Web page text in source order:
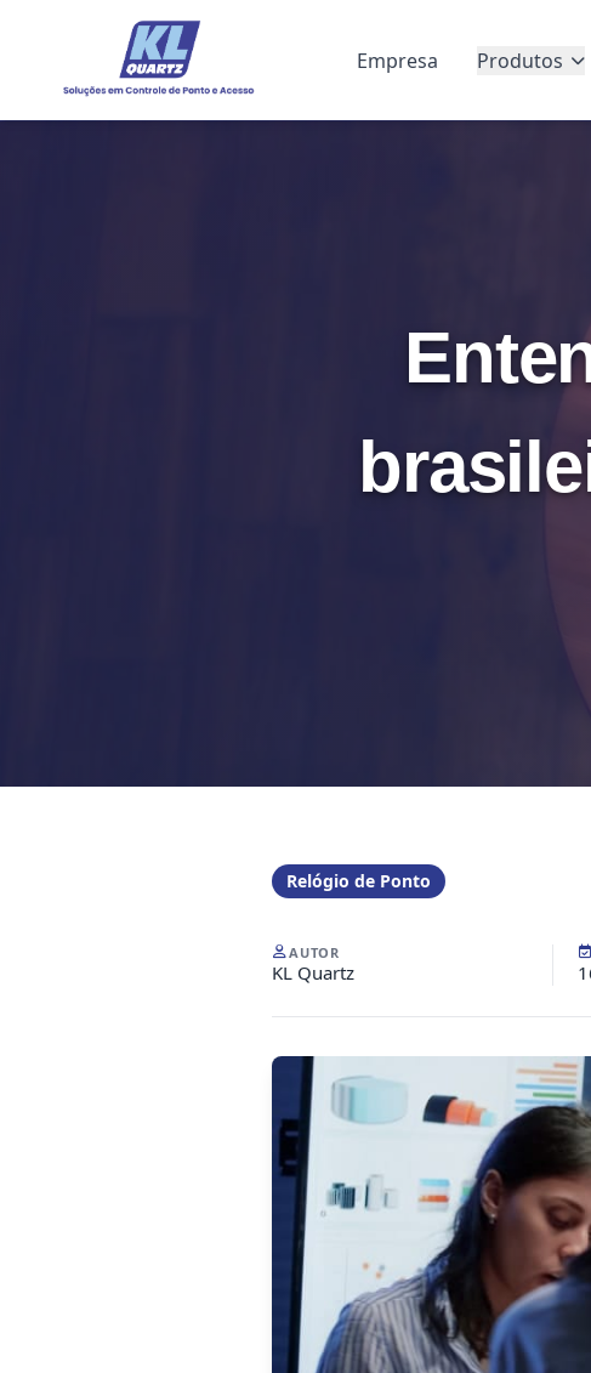
Empresa Produtos
Relógio de Ponto
AUTOR
KL Quartz